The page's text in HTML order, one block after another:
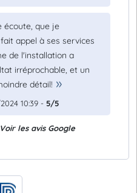
écoute, que je
appel à ses services
de l'installation a
irréprochable, et un
détail!
10:39 - 5/5
Voir les avis Google